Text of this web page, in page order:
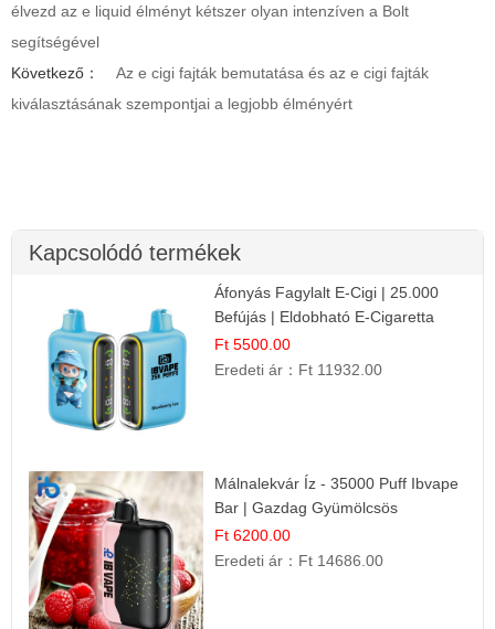
élvezd az e liquid élményt kétszer olyan intenzíven a Bolt
segítségével
Következő：
Az e cigi fajták bemutatása és az e cigi fajták
kiválasztásának szempontjai a legjobb élményért
Kapcsolódó termékek
Áfonyás Fagylalt E-Cigi | 25.000
Befújás | Eldobható E-Cigaretta
Ft 5500.00
Eredeti ár： Ft 11932.00
Málnalekvár Íz - 35000 Puff Ibvape
Bar | Gazdag Gyümölcsös
Ízélmény!
Ft 6200.00
Eredeti ár： Ft 14686.00